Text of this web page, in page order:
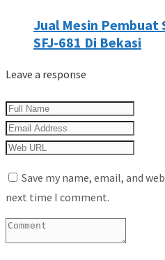
Jual Mesin Pembuat
SFJ-681 Di Bekasi
Leave a response
Save my name, email, and
next time I comment.